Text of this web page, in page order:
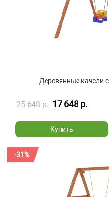
Деревянные качели
25 648 р. 17 648 р.
Купить
-31%